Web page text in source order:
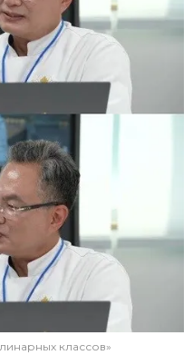
классов»